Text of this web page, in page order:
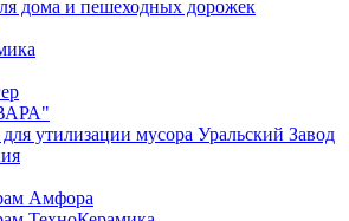
дома и пешеходных дорожек
утилизации мусора Уральский Завод
Амфора